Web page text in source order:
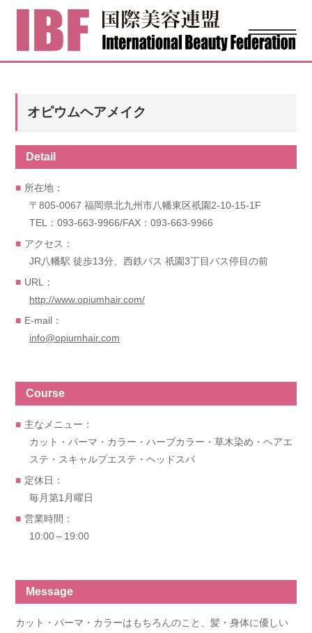
オピウムヘアメイク
Detail
所在地：
〒805-0067 福岡県北九州市八幡東区祇園2-10-15-1F
TEL：093-663-9966/FAX：093-663-9966
アクセス：
JR八幡駅 徒歩13分、西鉄バス 祇園3丁目バス停目の前
URL：
http://www.opiumhair.com/
E-mail：
info@opiumhair.com
Course
主なメニュー：
カット・パーマ・カラー・ハーブカラー・草木染め・ヘアエ
ステ・スキャルプエステ・ヘッドスパ
定休日：
毎月第1月曜日
営業時間：
10:00～19:00
Message
カット・パーマ・カラーはもちろんのこと、髪・身体に優しい